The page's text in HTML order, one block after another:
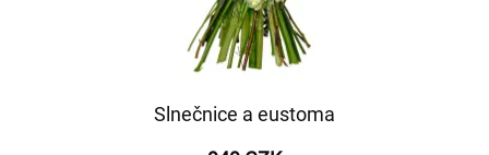
Slnečnice a eustoma